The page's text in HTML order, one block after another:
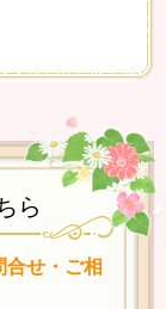
ら
合せ・ご相